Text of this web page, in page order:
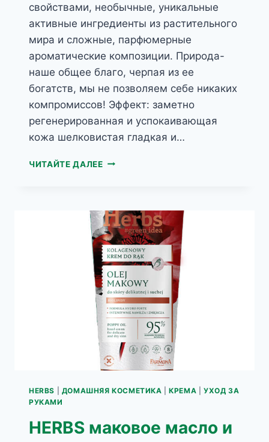
свойствами, необычные, уникальные
активные ингредиенты из растительного
мира и сложные, парфюмерные
ароматические композиции. Природа-
наше общее благо, черпая из ее
богатств, мы не позволяем себе никаких
компромиссов! Эффект: заметно
регенерированная и успокаивающая
кожа шелковистая гладкая и…
ЧИТАЙТЕ ДАЛЕЕHERBS
КРЕМ
ДЛЯ
РУК
HERBS ДОМАШНЯЯ КОСМЕТИКА |КРЕМА |УХОД ЗА
РУКАМИ
HERBS маковое масло и